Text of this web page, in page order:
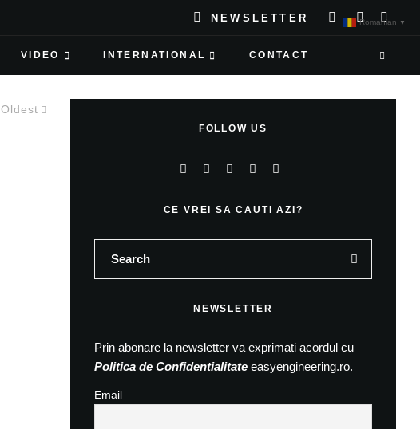
NEWSLETTER
VIDEO INTERNATIONAL CONTACT
Oldest
FOLLOW US
CE VREI SA CAUTI AZI?
NEWSLETTER
Prin abonare la newsletter va exprimati acordul cu
Politica de Confidentialitate easyengineering.ro.
Email
Romanian ▼